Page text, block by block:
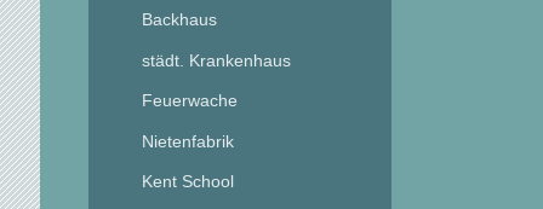
Backhaus
städt. Krankenhaus
Feuerwache
Nietenfabrik
Kent School